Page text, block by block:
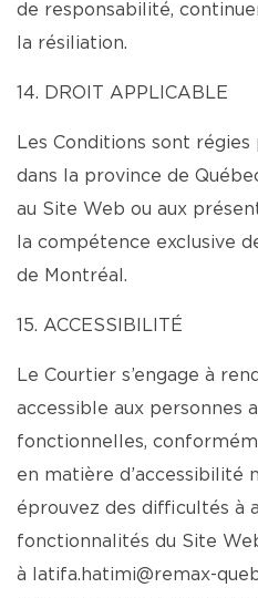
de responsabilité,
la résiliation.
14. DROIT APPLICABLE
Les Conditions sont
dans la province de
au Site Web ou aux
la compétence exclusive
de Montréal.
15. ACCESSIBILITÉ
Le Courtier s’engage à
accessible aux personnes
fonctionnelles,
en matière d’accessibilité
éprouvez des difficultés à
fonctionnalités du Site
à latifa.hatimi@remax-